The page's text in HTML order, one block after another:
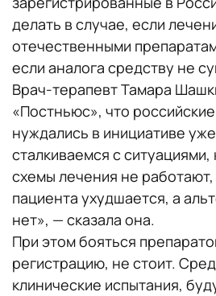
делать в случае, если
отечественными
если аналога средству не
Врач-терапевт Тамара
«Постньюс», что
нуждались в инициативе
сталкиваемся с
схемы лечения не
пациента ухудшается, а
нет», — сказала она.
При этом бояться
регистрацию, не стоит.
клинические испытания,